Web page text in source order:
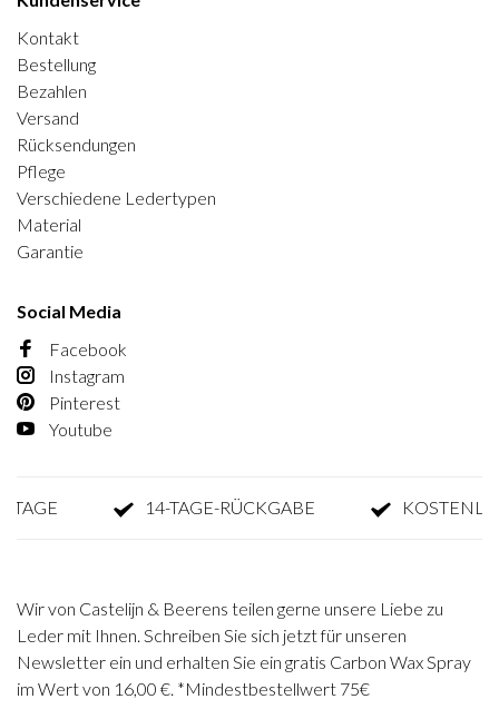
Kontakt
Bestellung
Bezahlen
Versand
Rücksendungen
Pflege
Verschiedene Ledertypen
Material
Garantie
Social Media
Facebook
Instagram
Pinterest
Youtube
14-TAGE-RÜCKGABE KOSTENLOSE
Wir von Castelijn & Beerens teilen gerne unsere Liebe zu
Leder mit Ihnen. Schreiben Sie sich jetzt für unseren
Newsletter ein und erhalten Sie ein gratis Carbon Wax Spray
im Wert von 16,00 €. *Mindestbestellwert 75€